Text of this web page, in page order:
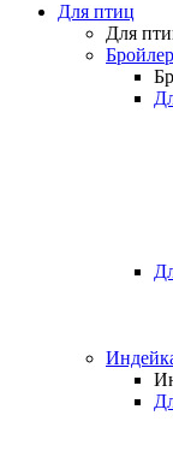
Для птиц
Для